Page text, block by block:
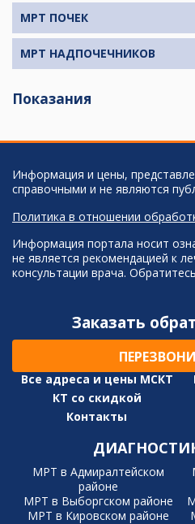
МРТ ПОЧЕК
МРТ НАДПОЧЕЧНИКОВ
Показания
Информация и цены,
справочными и не являются
Политика в отношении
Информация портала носит
не является рекомендацией к
консультации врача.
Заказать
Все адреса и цены МСКТ
КТ со скидкой
Контакты
МРТ в Адмиралтейском
районе
МРТ в Выборгском районе
МРТ в Кировском районе